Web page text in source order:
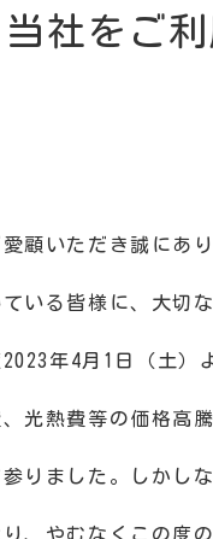
当社をご
顧いただき誠にあ
いる皆様に、大切
年4月1日（土）
光熱費等の価格高
りました。しかし
、やむなくこの度